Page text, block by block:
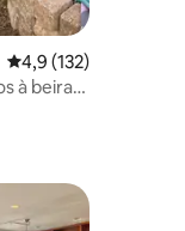
4,9 de uma avaliação
4,9 (132)
à beira-